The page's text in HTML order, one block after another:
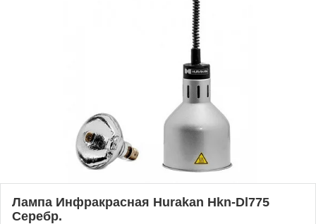
Лампа Инфракрасная Hurakan Hkn-Dl775
Серебр.